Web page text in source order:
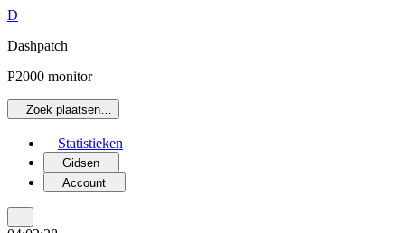
D
Dashpatch
P2000 monitor
Zoek plaatsen…
Statistieken
Gidsen
Account